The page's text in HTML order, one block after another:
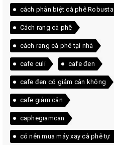
ngon ngay tại nhà
cách phân biệt cà phê Robusta
và Arabica
Cách rang cà phê
cách rang cà phê tại nhà
cafe culi cafe đen
cafe đen có giảm cân không
cafe giảm cân
caphegiamcan
có nên mua máy xay cà phê tự